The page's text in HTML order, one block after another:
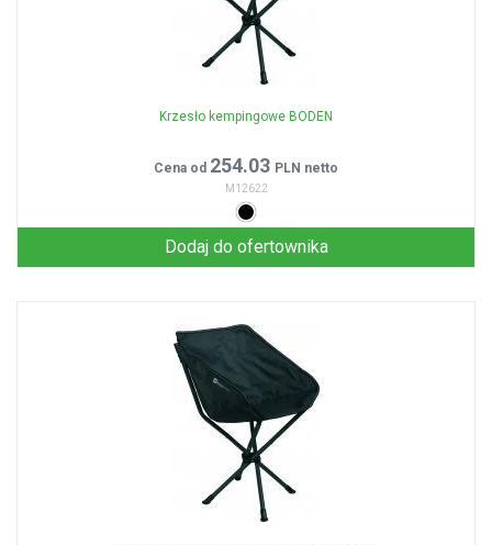
Krzesło kempingowe BODEN
Cena od 254.03 PLN netto
M12622
Dodaj do ofertownika